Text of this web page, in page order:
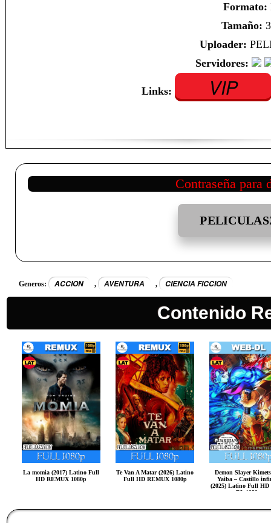
Formato:
Tamaño:
Uploader:
Servidores:
Links: VIP
Contraseña para
Generos: ACCION , AVENTURA , CIENCIA FICCION
Contenido
La momia (2017) Latino Full
HD REMUX 1080p
Te Van A Matar (2026) Latino
Full HD REMUX 1080p
Demon Slayer
Yaiba – Castillo
(2025) Latino Full HD
DL 1080p